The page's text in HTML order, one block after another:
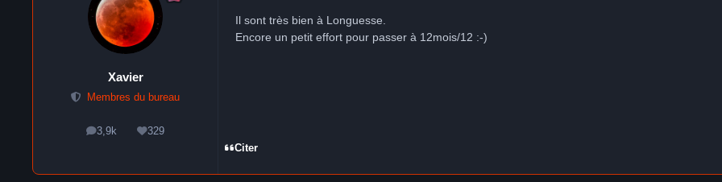
Xavier
Membres du bureau
3,9k
messages329
Réputation
Il sont très bien à Longuesse.
Encore un petit effort pour passer à 12mois/12 :-)
Citer